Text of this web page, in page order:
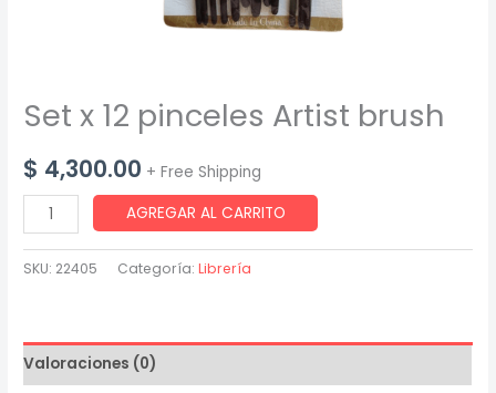
Set x 12 pinceles Artist brush
$ 4,300.00 + Free Shipping
x
12
brush
cantidad
AGREGAR AL CARRITO
SKU: 22405 Categoría:Librería
Valoraciones (0)